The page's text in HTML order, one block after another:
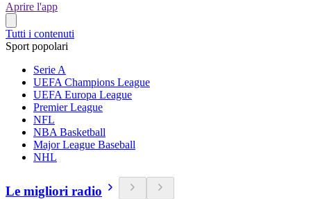
Aprire l'app
Tutti i contenuti
Sport popolari
Serie A
UEFA Champions League
UEFA Europa League
Premier League
NFL
NBA Basketball
Major League Baseball
NHL
Le migliori radio